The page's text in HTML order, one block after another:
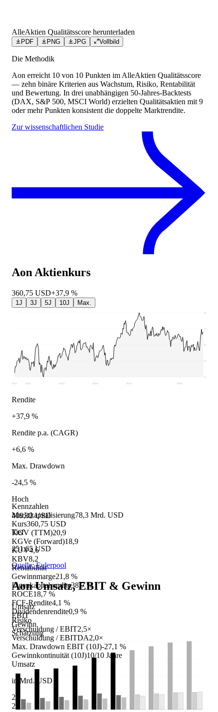
Kennzahlen
Marktkapitalisierung78,3 Mrd. USD
Kurs360,75 USD
KGV (TTM)20,9
KGVe (Forward)18,9
KUV4,6
KBV8,2
Rentabilität
Gewinnmarge21,8 %
Eigenkapitalrendite38,7 %
ROCE18,7 %
FCF-Rendite4,1 %
Dividendenrendite0,9 %
Risiko
Verschuldung / EBIT2,5×
Verschuldung / EBITDA2,0×
Max. Drawdown EBIT (10J)-27,1 %
Gewinnkontinuität (10J)10/10 Jahre
Umsatz
in Mrd. USD
24
21
AlleAktien Qualitätsscore herunterladen
PDF PNG JPG Vollbild
Die Methodik
Aon erreicht 10 von 10 Punkten im AlleAktien Qualitätsscore
— zehn binäre Kriterien aus Wachstum, Risiko, Rentabilität
und Bewertung. In drei unabhängigen 50-Jahres-Backtests
(DAX, S&P 500, MSCI World) erzielten Qualitätsaktien mit 9
oder mehr Punkten konsistent die doppelte Marktrendite.
Zur wissenschaftlichen Studie
Aon Aktienkurs
360,75 USD+37,9 %
1J 3J 5J 10J Max.
251,65
291,07
330,49
369,9
409,32
2021 2022 2023 2024 2025 2026
Rendite
+37,9 %
Rendite p.a. (CAGR)
+6,6 %
Max. Drawdown
-24,5 %
Hoch
409,32 USD
Tief
251,65 USD
Quelle: Eulerpool
AonUmsatz, EBIT & Gewinn
Umsatz
EBIT
Gewinn
Schätzung